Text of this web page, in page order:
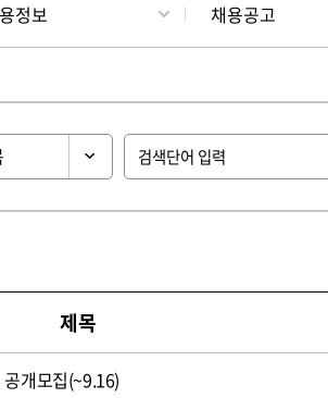
정보 채용공고
제목
개모집(~9.16)